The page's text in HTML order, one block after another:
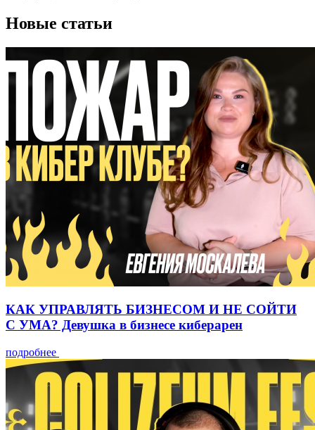
Новые статьи
КАК УПРАВЛЯТЬ БИЗНЕСОМ И НЕ СОЙТИ
С УМА? Девушка в бизнесе киберарен
подробнее